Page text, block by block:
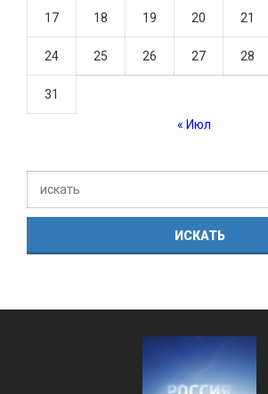
17 18 19 20 21
24 25 26 27 28
31
« Июл